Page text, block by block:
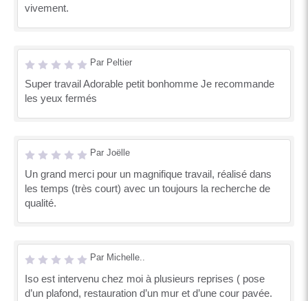
vivement.
Par Peltier
Super travail Adorable petit bonhomme Je recommande
les yeux fermés
Par Joëlle
Un grand merci pour un magnifique travail, réalisé dans
les temps (très court) avec un toujours la recherche de
qualité.
Par Michelle..
Iso est intervenu chez moi à plusieurs reprises ( pose
d’un plafond, restauration d’un mur et d’une cour pavée.